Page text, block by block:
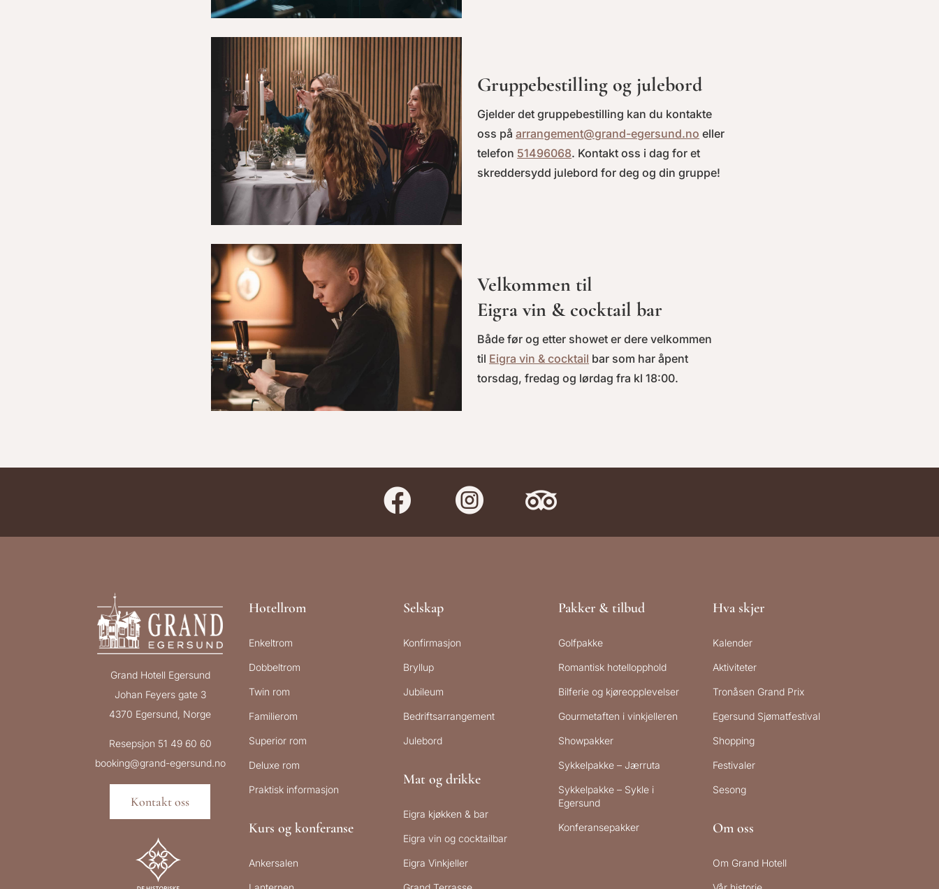
Gruppebestilling og julebord
Gjelder det gruppebestilling kan du kontakte
oss påarrangement@grand-egersund.no eller
telefon 51496068. Kontakt oss i dag for et
skreddersydd julebord for deg og din gruppe!
Velkommen til
Eigra vin & cocktail bar
Både før og etter showet er dere velkommen
til Eigra vin & cocktail bar som har åpent
torsdag, fredag og lørdag fra kl 18:00.
  
Grand Hotell Egersund
Johan Feyers gate 3
4370 Egersund, Norge
Resepsjon 51 49 60 60
booking@grand-egersund.no
Kontakt oss
Hotellrom
Enkeltrom
Dobbeltrom
Twin rom
Familierom
Superior rom
Deluxe rom
Praktisk informasjon
Kurs og konferanse
Ankersalen
Selskap
Konfirmasjon
Bryllup
Jubileum
Bedriftsarrangement
Julebord
Mat og drikke
Eigra kjøkken & bar
Eigra vin og cocktailbar
Eigra Vinkjeller
Pakker & tilbud
Golfpakke
Romantisk hotellopphold
Bilferie og kjøreopplevelser
Gourmetaften i vinkjelleren
Showpakker
Sykkelpakke – Jærruta
Sykkelpakke – Sykle i
Egersund
Konferansepakker
Hva skjer
Kalender
Aktiviteter
Tronåsen Grand Prix
Egersund Sjømatfestival
Shopping
Festivaler
Sesong
Om oss
Om Grand Hotell